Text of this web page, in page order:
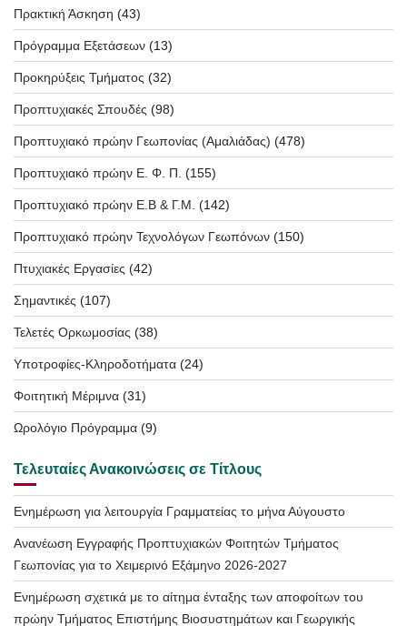
Πρακτική Άσκηση (43)
Πρόγραμμα Εξετάσεων (13)
Προκηρύξεις Τμήματος (32)
Προπτυχιακές Σπουδές (98)
Προπτυχιακό πρώην Γεωπονίας (Αμαλιάδας) (478)
Προπτυχιακό πρώην Ε. Φ. Π. (155)
Προπτυχιακό πρώην Ε.Β & Γ.Μ. (142)
Προπτυχιακό πρώην Τεχνολόγων Γεωπόνων (150)
Πτυχιακές Εργασίες (42)
Σημαντικές (107)
Τελετές Ορκωμοσίας (38)
Υποτροφίες-Κληροδοτήματα (24)
Φοιτητική Μέριμνα (31)
Ωρολόγιο Πρόγραμμα (9)
Τελευταίες Ανακοινώσεις σε Τίτλους
Ενημέρωση για λειτουργία Γραμματείας το μήνα Αύγουστο
Ανανέωση Εγγραφής Προπτυχιακών Φοιτητών Τμήματος
Γεωπονίας για το Χειμερινό Εξάμηνο 2026-2027
Ενημέρωση σχετικά με το αίτημα ένταξης των αποφοίτων του
πρώην Τμήματος Επιστήμης Βιοσυστημάτων και Γεωργικής